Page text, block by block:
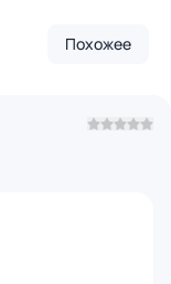
Похожее